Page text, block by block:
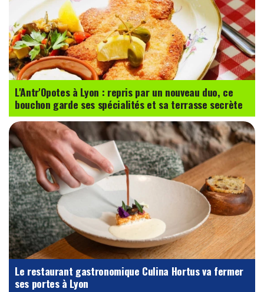
L'Antr'Opotes à Lyon : repris par un nouveau duo, ce
bouchon garde ses spécialités et sa terrasse secrète
Le restaurant gastronomique Culina Hortus va fermer
ses portes à Lyon